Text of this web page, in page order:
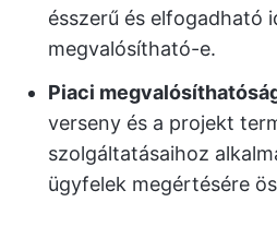
ésszerű és elfogadható
megvalósítható-e.
Piaci
verseny és a projekt
szolgáltatásaihoz
ügyfelek megértésére